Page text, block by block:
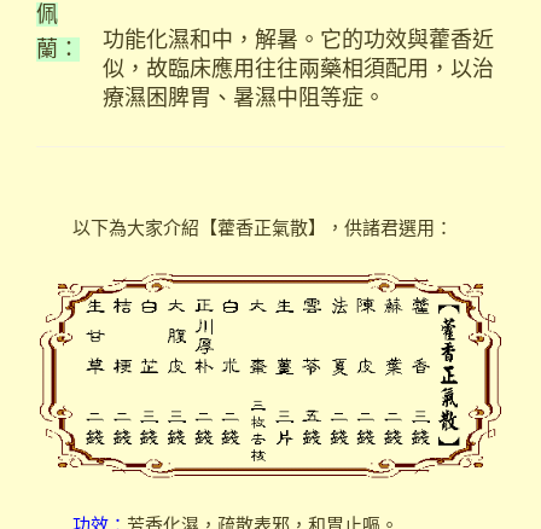
佩
蘭：
功能化濕和中，解暑。它的功效與藿香近
似，故臨床應用往往兩藥相須配用，以治
療濕困脾胃、暑濕中阻等症。
以下為大家介紹【藿香正氣散】，供諸君選用：